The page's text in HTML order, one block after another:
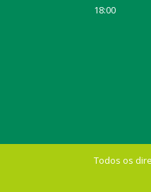
18:00
Todos os